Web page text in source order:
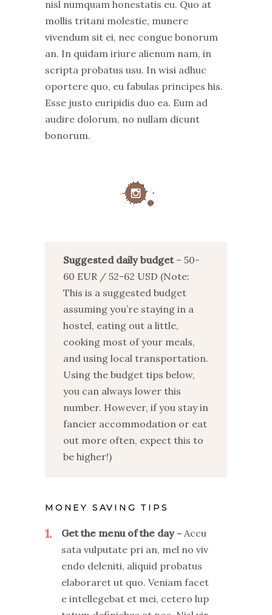
nisl numquam honestatis eu. Quo at
mollis tritani molestie, munere
vivendum sit ei, nec congue bonorum
an. In quidam iriure alienum nam, in
scripta probatus usu. In wisi adhuc
oportere quo, eu fabulas principes his.
Esse justo euripidis duo ea. Eum ad
audire dolorum, no nullam dicunt
bonorum.
Suggested daily budget– 50-
60 EUR / 52-62 USD (Note:
This is a suggested budget
assuming you’re staying in a
hostel, eating out a little,
cooking most of your meals,
and using local transportation.
Using the budget tips below,
you can always lower this
number. However, if you stay in
fancier accommodation or eat
out more often, expect this to
be higher!)
MONEY SAVING TIPS
1 Get the menu of the day
Accu
sata vulputate pri an, mel no viv
endo deleniti, aliquid probatus
elaboraret ut quo. Veniam facet
e intellegebat et mei, cetero lup